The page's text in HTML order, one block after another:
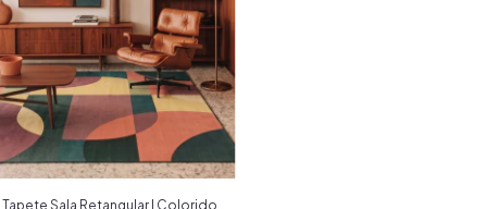
Tapete Sala Retangular | Colorido